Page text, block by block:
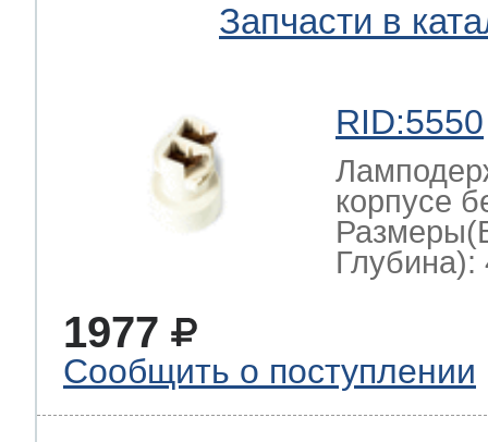
Запчасти в
RID:5550
корпусе
Глубина):
1977
Сообщить о поступлении